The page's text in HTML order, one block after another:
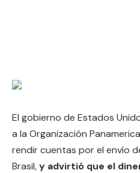
El gobierno de Estados
a la Organización
rendir cuentas por el envío
Brasil,y advirtió que el